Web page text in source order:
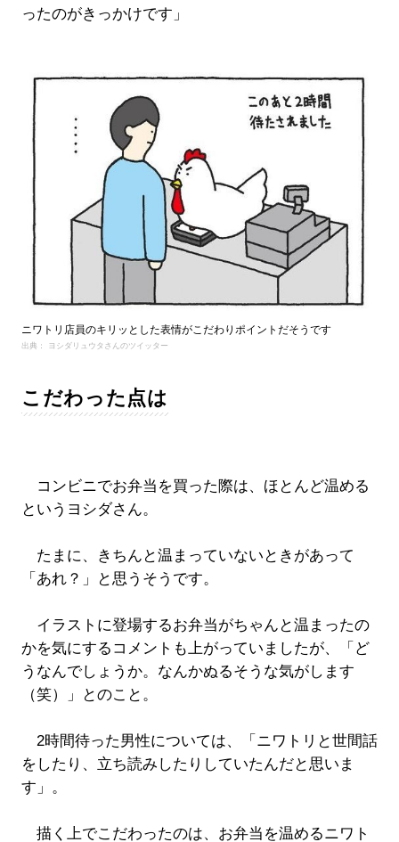
ったのがきっかけです」
ニワトリ店員のキリッとした表情がこだわりポイントだそうです
出典： ヨシダリュウタさんのツイッター
こだわった点は
コンビニでお弁当を買った際は、ほとんど温める
というヨシダさん。
たまに、きちんと温まっていないときがあって
「あれ？」と思うそうです。
イラストに登場するお弁当がちゃんと温まったの
かを気にするコメントも上がっていましたが、「ど
うなんでしょうか。なんかぬるそうな気がします
（笑）」とのこと。
2時間待った男性については、「ニワトリと世間話
をしたり、立ち読みしたりしていたんだと思いま
す」。
描く上でこだわったのは、お弁当を温めるニワト